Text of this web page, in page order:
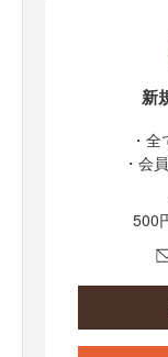
新
・
・会
500